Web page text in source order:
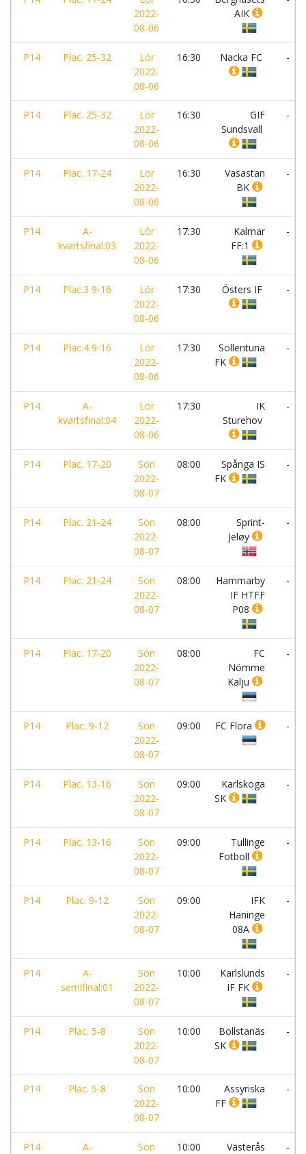
2022-
08-06
AIK
P14 Plac. 25-32
Lör
2022-
08-06
16:30 Nacka FC -
P14 Plac. 25-32
Lör
2022-
08-06
16:30
GIF
Sundsvall
-
P14 Plac. 17-24
Lör
2022-
08-06
16:30
Vasastan
BK
-
P14
A-
kvartsfinal:03
Lör
2022-
08-06
17:30
Kalmar
FF:1
-
P14 Plac.3 9-16
Lör
2022-
08-06
17:30 Östers IF -
P14 Plac.4 9-16
Lör
2022-
08-06
17:30
Sollentuna
FK
-
P14
A-
kvartsfinal:04
Lör
2022-
08-06
17:30
IK
Sturehov
-
P14 Plac. 17-20
Sön
2022-
08-07
08:00
Spånga IS
FK
-
P14 Plac. 21-24
Sön
2022-
08-07
08:00
Sprint-
Jeløy
-
P14 Plac. 21-24
Sön
2022-
08-07
08:00
Hammarby
IF HTFF
P08
-
P14 Plac. 17-20
Sön
2022-
08-07
08:00
FC
Nömme
Kalju
-
P14 Plac. 9-12
Sön
2022-
08-07
09:00 FC Flora -
P14 Plac. 13-16
Sön
2022-
08-07
09:00
Karlskoga
SK
-
P14 Plac. 13-16
Sön
2022-
08-07
09:00
Tullinge
Fotboll
-
P14 Plac. 9-12
Sön
2022-
08-07
09:00
IFK
Haninge
08A
-
P14
A-
semifinal:01
Sön
2022-
08-07
10:00
Karlslunds
IF FK
-
P14 Plac. 5-8
Sön
2022-
08-07
10:00
Bollstanäs
SK
-
P14 Plac. 5-8
Sön
2022-
08-07
10:00
Assyriska
FF
-
P14
A-
Sön
10:00
Västerås
-